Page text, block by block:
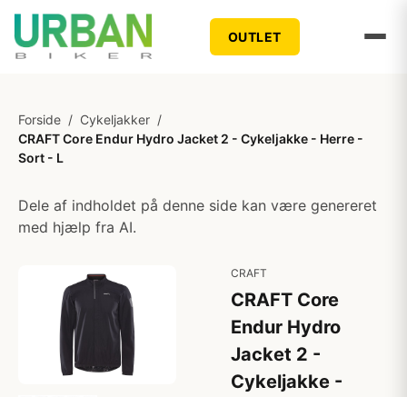
OUTLET
Forside / Cykeljakker /
CRAFT Core Endur Hydro Jacket 2 - Cykeljakke - Herre -
Sort - L
Dele af indholdet på denne side kan være genereret
med hjælp fra AI.
CRAFT
CRAFT Core
Endur Hydro
Jacket 2 -
Cykeljakke -